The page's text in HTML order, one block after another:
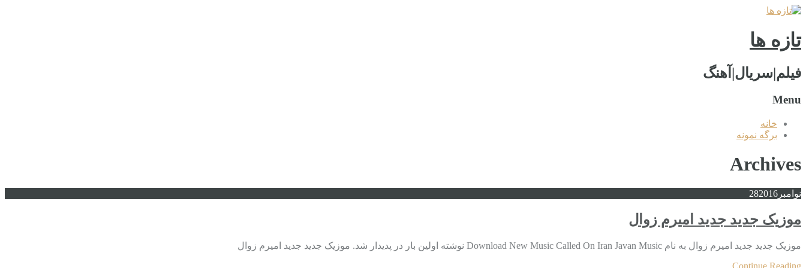
تازه ها
فیلم|سریال|آهنگ
Menu
خانه
برگه نمونه
Archives
نوامبر 282016
موزیک جدید جديد امیرم زوال
موزیک جدید جديد امیرم زوال به نام Download New Music Called On Iran Javan Music نوشته اولین بار در پدیدار شد. موزیک جدید جديد امیرم زوال